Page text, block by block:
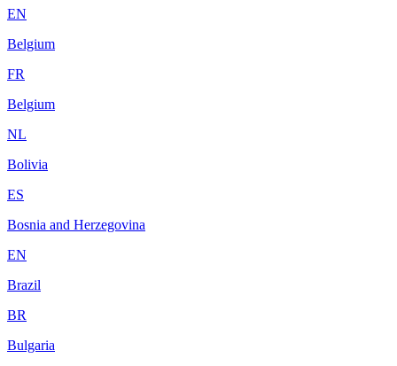
EN
Belgium
FR
Belgium
NL
Bolivia
ES
Bosnia and Herzegovina
EN
Brazil
BR
Bulgaria